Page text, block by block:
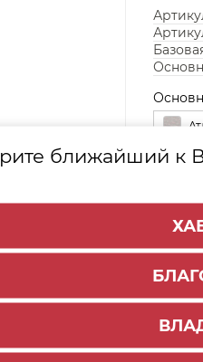
ближайший к